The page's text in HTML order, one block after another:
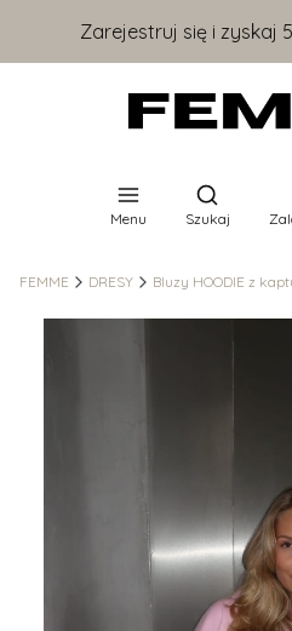
Zarejestruj się i zyskaj
Menu
Otwórz
Szukaj
FEMME DRESY Bluzy HOODIE z